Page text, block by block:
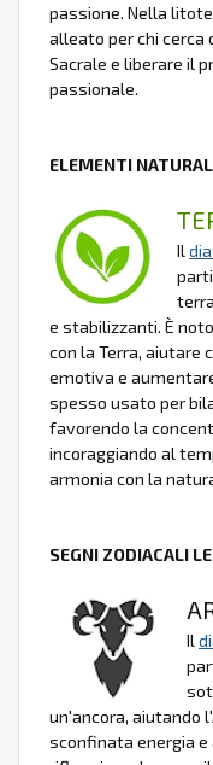
passione. Nella
alleato per chi cerca
Sacrale e liberare il
passionale.
ELEMENTI
Il
e stabilizzanti. È
con la Terra, aiutare
emotiva e
spesso usato per
favorendo la
incoraggiando al
armonia con la
SEGNI ZODIACALI
Il
un'ancora, aiutando
sconfinata energia e